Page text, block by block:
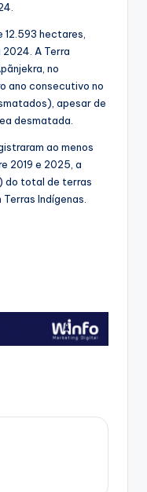
12.593 hectares,
A Terra
no
ano consecutivo no
apesar de
desmatada.
ao menos
2019 e 2025, a
do total de terras
Indígenas.